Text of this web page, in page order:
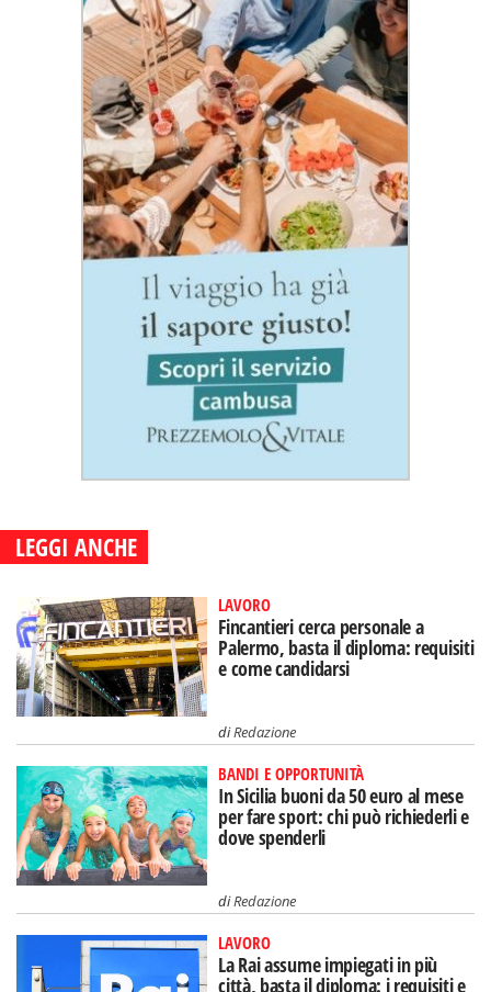
LEGGI ANCHE
LAVORO
Fincantieri cerca personale a
Palermo, basta il diploma: requisiti
e come candidarsi
diRedazione
BANDI E OPPORTUNITÀ
In Sicilia buoni da 50 euro al mese
per fare sport: chi può richiederli e
dove spenderli
diRedazione
LAVORO
La Rai assume impiegati in più
città, basta il diploma: i requisiti e